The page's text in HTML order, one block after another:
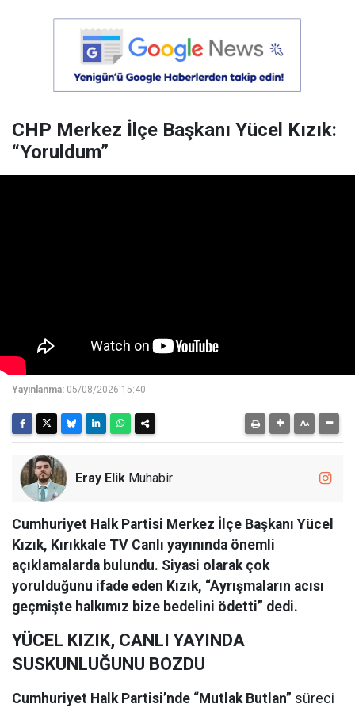
CHP Merkez İlçe Başkanı Yücel Kızık:
“Yoruldum”
Yayınlanma: 05/08/2026 15:40
Eray Elik Muhabir
Cumhuriyet Halk Partisi Merkez İlçe Başkanı Yücel
Kızık, Kırıkkale TV Canlı yayınında önemli
açıklamalarda bulundu. Siyasi olarak çok
yorulduğunu ifade eden Kızık, “Ayrışmaların acısı
geçmişte halkımız bize bedelini ödetti” dedi.
YÜCEL KIZIK, CANLI YAYINDA
SUSKUNLUĞUNU BOZDU
Cumhuriyet Halk Partisi’nde “Mutlak Butlan” süreci